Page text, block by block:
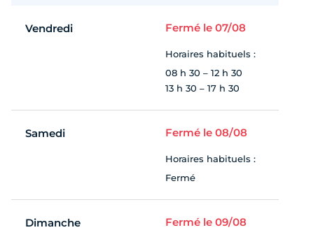
Vendredi Fermé le 07/08
Horaires habituels :
08 h 30 – 12 h 30
13 h 30 – 17 h 30
Samedi Fermé le 08/08
Horaires habituels :
Fermé
Dimanche Fermé le 09/08